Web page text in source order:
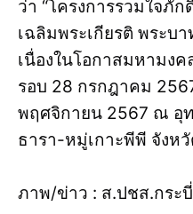
ว่า “โครงการรวมใจภั
เฉลิมพระเกียรติ พระบ
เนื่องในโอกาสมหามง
รอบ 28 กรกฎาคม
พฤศจิกายน 2567 ณ อุ
ธารา-หมู่เกาะพีพี จังห
ภาพ/ข่าว : ส.ปชส.กระบี่